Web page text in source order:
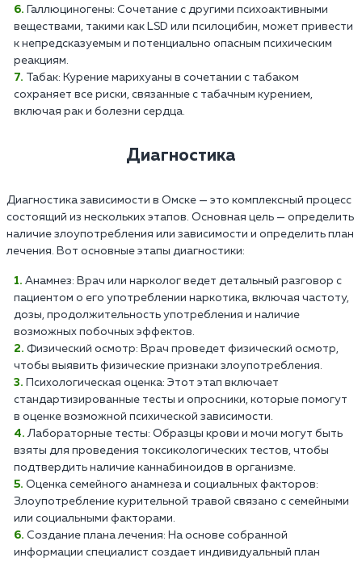
Галлюциногены: Сочетание с другими психоактивными
веществами, такими как LSD или псилоцибин, может привести
к непредсказуемым и потенциально опасным психическим
реакциям.
Табак: Курение марихуаны в сочетании с табаком
сохраняет все риски, связанные с табачным курением,
включая рак и болезни сердца.
Диагностика
Диагностика зависимости в Омске — это комплексный процесс
состоящий из нескольких этапов. Основная цель — определить
наличие злоупотребления или зависимости и определить план
лечения. Вот основные этапы диагностики:
Анамнез: Врач или нарколог ведет детальный разговор с
пациентом о его употреблении наркотика, включая частоту,
дозы, продолжительность употребления и наличие
возможных побочных эффектов.
Физический осмотр: Врач проведет физический осмотр,
чтобы выявить физические признаки злоупотребления.
Психологическая оценка: Этот этап включает
стандартизированные тесты и опросники, которые помогут
в оценке возможной психической зависимости.
Лабораторные тесты: Образцы крови и мочи могут быть
взяты для проведения токсикологических тестов, чтобы
подтвердить наличие каннабиноидов в организме.
Оценка семейного анамнеза и социальных факторов:
Злоупотребление курительной травой связано с семейными
или социальными факторами.
Создание плана лечения: На основе собранной
информации специалист создает индивидуальный план